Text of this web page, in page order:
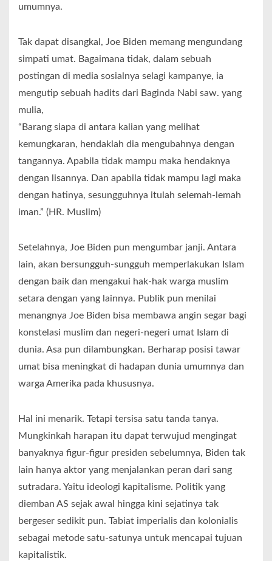
umumnya.
Tak dapat disangkal, Joe Biden memang mengundang
simpati umat. Bagaimana tidak, dalam sebuah
postingan di media sosialnya selagi kampanye, ia
mengutip sebuah hadits dari Baginda Nabi saw. yang
mulia,
“Barang siapa di antara kalian yang melihat
kemungkaran, hendaklah dia mengubahnya dengan
tangannya. Apabila tidak mampu maka hendaknya
dengan lisannya. Dan apabila tidak mampu lagi maka
dengan hatinya, sesungguhnya itulah selemah-lemah
iman.” (HR. Muslim)
Setelahnya, Joe Biden pun mengumbar janji. Antara
lain, akan bersungguh-sungguh memperlakukan Islam
dengan baik dan mengakui hak-hak warga muslim
setara dengan yang lainnya. Publik pun menilai
menangnya Joe Biden bisa membawa angin segar bagi
konstelasi muslim dan negeri-negeri umat Islam di
dunia. Asa pun dilambungkan. Berharap posisi tawar
umat bisa meningkat di hadapan dunia umumnya dan
warga Amerika pada khususnya.
Hal ini menarik. Tetapi tersisa satu tanda tanya.
Mungkinkah harapan itu dapat terwujud mengingat
banyaknya figur-figur presiden sebelumnya, Biden tak
lain hanya aktor yang menjalankan peran dari sang
sutradara. Yaitu ideologi kapitalisme. Politik yang
diemban AS sejak awal hingga kini sejatinya tak
bergeser sedikit pun. Tabiat imperialis dan kolonialis
sebagai metode satu-satunya untuk mencapai tujuan
kapitalistik.